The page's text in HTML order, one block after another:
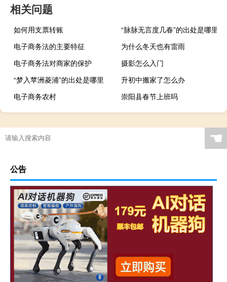
相关问题
如何用支票转账
“脉脉无言度几春”的出处是哪里
电子商务法的主要特征
为什么冬天也有雷雨
电子商务法对商家的保护
摄影怎么入门
“梦入苹洲菱浦”的出处是哪里
升初中搬家了怎么办
电子商务农村
崇阳县春节上班吗
☚
公告